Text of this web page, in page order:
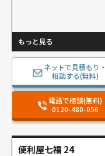
もっと見る
ネットで見積もり・
相談する(無料)
電話で相談(無料)
0120-480-056
便利屋七福 24